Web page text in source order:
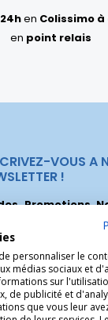
24hen Colissimo
en point relais
VOUS A
!
Promotions,
vous
offres.
personnaliser le
médias sociaux et
sur
de publicité et
que vous leur